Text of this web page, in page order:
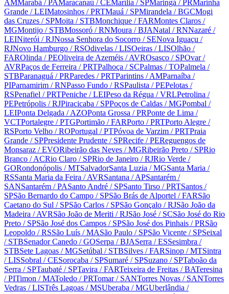
AMMarabá / PAMaracanaú / CEMarília / SPMaringá / PRMarinha
Grande / LEIMatosinhos / PRTMauá / SPMirandela / BGCMogi
das Cruzes / SPMoita / STBMonchique / FARMontes Claros /
MGMontijo / STBMossoró / RNMoura / BJANatal / RNNazaré /
LEINiterói / RJNossa Senhora do Socorro / SENova Iguaçu /
RJNovo Hamburgo / RSOdivelas / LISOeiras / LISOlhão /
FAROlinda / PEOliveira de Azeméis / AVROsasco / SPOvar/
AVRPaços de Ferreira / PRTPalhoça / SCPalmas / TOPalmela /
STBParanaguá / PRParedes / PRTParintins / AMParnaíba /
PIParnamirim / RNPasso Fundo / RSPaulista / PEPelotas /
RSPenafiel / PRTPeniche / LEIPeso da Régua / VRLPetrolina /
PEPetrópolis / RJPiracicaba / SPPoços de Caldas / MGPombal /
LEIPonta Delgada / AZOPonta Grossa / PRPonte de Lima /
VCTPortalegre / PTGPortimão / FARPorto / PRTPorto Alegre /
RSPorto Velho / ROPortugal / PTPóvoa de Varzim / PRTPraia
Grande / SPPresidente Prudente / SPRecife / PEReguengos de
Monsaraz / EVORibeirão das Neves / MGRibeirão Preto / SPRio
Branco / ACRio Claro / SPRio de Janeiro / RJRio Verde /
GORondonópolis / MTSalvadorSanta Luzia / MGSanta Maria /
RSSanta Maria da Feira / AVRSantana / APSantarém /
SANSantarém / PASanto André / SPSanto Tirso / PRTSantos /
SPSão Bernardo do Campo / SPSão Brás de Alportel / FARSão
Caetano do Sul / SPSão Carlos / SPSão Gonçalo / RJSão João da
Madeira / AVRSão João de Meriti / RJSão José / SCSão José do Rio
Preto / SPSão José dos Campos / SPSão José dos Pinhais / PRSão
Leopoldo / RSSão Luís / MASão Paulo / SPSão Vicente / SPSeixal
/ STBSenador Canedo / GOSerpa / BJASerra / ESSesimbra /
STBSete Lagoas / MGSetúbal / STBSilves / FARSinop / MTSintra
/ LISSobral / CESorocaba / SPSumaré / SPSuzano / SPTaboão da
Serra / SPTaubaté / SPTavira / FARTeixeira de Freitas / BATeresina
/ PITimon / MAToledo / PRTomar/ SANTorres Novas / SANTorres
Vedras / LISTrês Lagoas / MSUberaba / MGUberlândia /